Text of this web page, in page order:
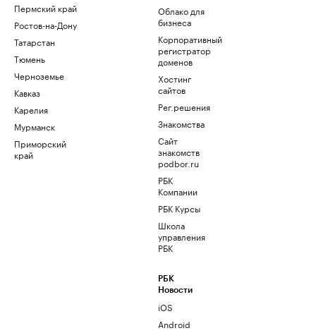
Пермский край
Ростов-на-Дону
Татарстан
Тюмень
Черноземье
Кавказ
Карелия
Мурманск
Приморский
край
Облако для
бизнеса
Корпоративный
регистратор
доменов
Хостинг
сайтов
Рег.решения
Знакомства
Сайт
знакомств
podbor.ru
РБК
Компании
РБК Курсы
Школа
управления
РБК
РБК
Новости
iOS
Android